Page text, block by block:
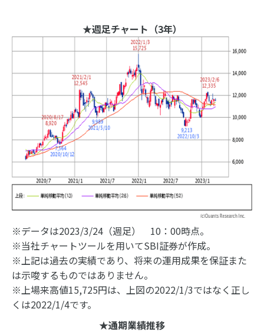
★週足チャート（3年）
※データは2023/3/24（週足） 10：00時点。
※当社チャートツールを用いてSBI証券が作成。
※上記は過去の実績であり、将来の運用成果を保証また
は示唆するものではありません。
※上場来高値15,725円は、上図の2022/1/3ではなく正し
くは2022/1/4です。
★通期業績推移